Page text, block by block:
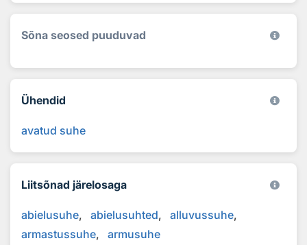
Sõna seosed puuduvad
Ühendid
avatud suhe
Liitsõnad järelosaga
abielusuhe abielusuhted
alluvussuhe
armastussuhe
armusuhe